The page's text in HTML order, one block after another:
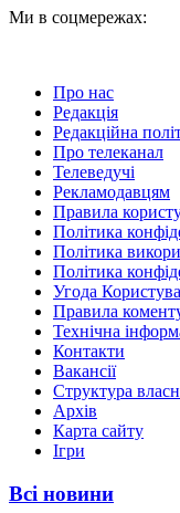
Ми в соцмережах:
Про нас
Редакція
Редакційна
Про телеканал
Телеведучі
Рекламодавцям
Правила
Політика
Політика
Політика
Угода
Правила
Технічна
Контакти
Вакансії
Структура
Архів
Карта сайту
Ігри
Всі новини